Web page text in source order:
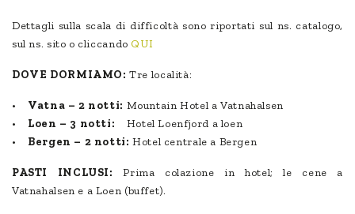
Dettagli sulla scala di difficoltà sono riportati sul ns. catalogo,
sul ns. sito o cliccando QUI
DOVE DORMIAMO: Tre località:
• Vatna – 2 notti: Mountain Hotel a Vatnahalsen
•
Loen – 3 notti: Hotel Loenfjord a loen
•
Bergen – 2 notti: Hotel centrale a Bergen
PASTI INCLUSI: Prima colazione in hotel; le cene a
Vatnahalsen e a Loen (buffet).